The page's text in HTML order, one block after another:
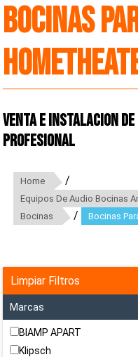
Bocinas
Venta e instalacion de
Profesional
Home /
Equipos De Audio Bocinas
Bocinas / Bocinas
Limpiar Filtros
Marcas
BIAMP APART
Klipsch